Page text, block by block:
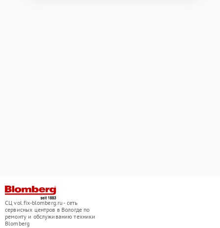
СЦ vol.fix-blomberg.ru - сеть
сервисных центров в Вологде по
ремонту и обслуживанию техники
Blomberg